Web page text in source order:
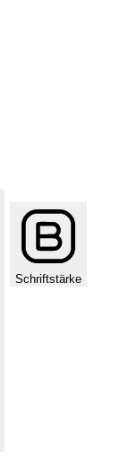
Schriftstärke